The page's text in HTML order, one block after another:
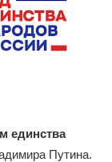
единства
Путина.